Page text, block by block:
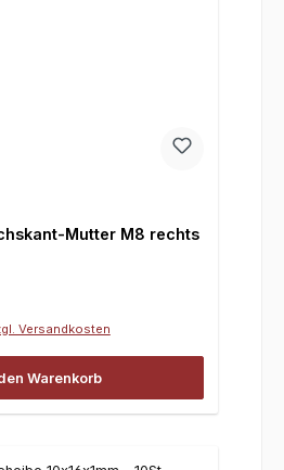
Mutter M8 rechts
Versandkosten
Warenkorb